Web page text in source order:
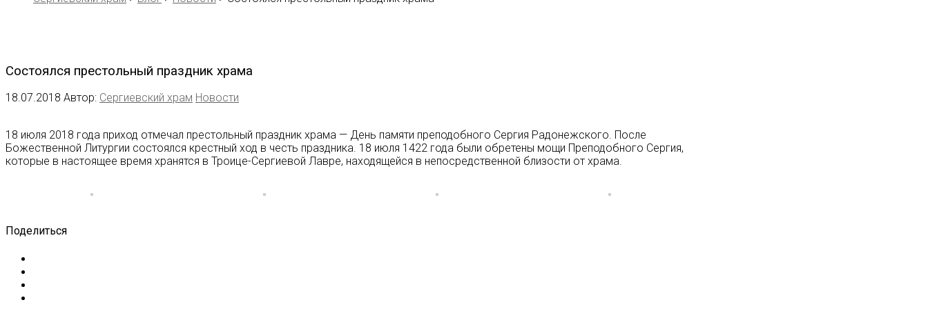
Состоялся престольный праздник храма
18.07.2018 Автор: Сергиевский храм Новости
18 июля 2018 года приход отмечал престольный праздник храма — День памяти преподобного Сергия Радонежского. После
Божественной Литургии состоялся крестный ход в честь праздника. 18 июля 1422 года были обретены мощи Преподобного Сергия,
которые в настоящее время хранятся в Троице-Сергиевой Лавре, находящейся в непосредственной близости от храма.
Поделиться